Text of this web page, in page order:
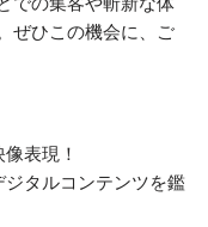
ぜひこの機会に、ご
表現！
ジタルコンテンツを鑑